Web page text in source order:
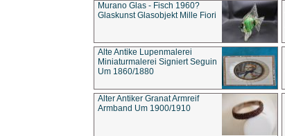
Murano Glas - Fisch 1960?
Glaskunst Glasobjekt Mille Fiori
Alte Antike Lupenmalerei
Miniaturmalerei Signiert Seguin
Um 1860/1880
Alter Antiker Granat Armreif
Armband Um 1900/1910